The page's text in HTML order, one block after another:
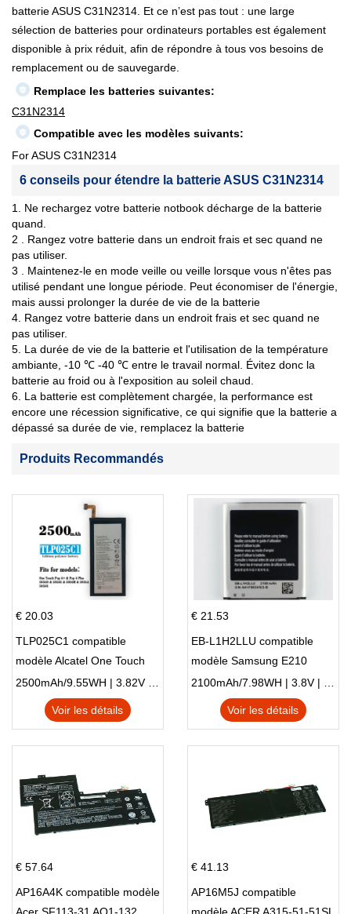
batterie ASUS C31N2314. Et ce n’est pas tout : une large
sélection de batteries pour ordinateurs portables est également
disponible à prix réduit, afin de répondre à tous vos besoins de
remplacement ou de sauvegarde.
Remplace les batteries suivantes:
C31N2314
Compatible avec les modèles suivants:
For ASUS C31N2314
6 conseils pour étendre la batterie ASUS C31N2314
1. Ne rechargez votre batterie notbook décharge de la batterie
quand.
2 . Rangez votre batterie dans un endroit frais et sec quand ne
pas utiliser.
3 . Maintenez-le en mode veille ou veille lorsque vous n'êtes pas
utilisé pendant une longue période. Peut économiser de l'énergie,
mais aussi prolonger la durée de vie de la batterie
4. Rangez votre batterie dans un endroit frais et sec quand ne
pas utiliser.
5. La durée de vie de la batterie et l'utilisation de la température
ambiante, -10 ℃ -40 ℃ entre le travail normal. Évitez donc la
batterie au froid ou à l'exposition au soleil chaud.
6. La batterie est complètement chargée, la performance est
encore une récession significative, ce qui signifie que la batterie a
dépassé sa durée de vie, remplacez la batterie
Produits Recommandés
€ 20.03
TLP025C1 compatible
modèle Alcatel One Touch
Pop 4 Plus OT-5056D
2500mAh/9.55WH | 3.82V | Li-ion ...
Voir les détails
€ 21.53
EB-L1H2LLU compatible
modèle Samsung E210
E210K i939
2100mAh/7.98WH | 3.8V | Li-ion ...
Voir les détails
€ 57.64
AP16A4K compatible modèle
€ 41.13
AP16M5J compatible